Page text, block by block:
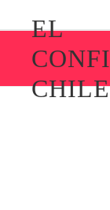
EL
CHILE